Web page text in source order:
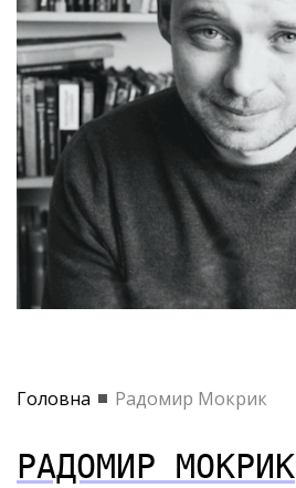
Головна Радомир Мокрик
РАДОМИР МОКРИК